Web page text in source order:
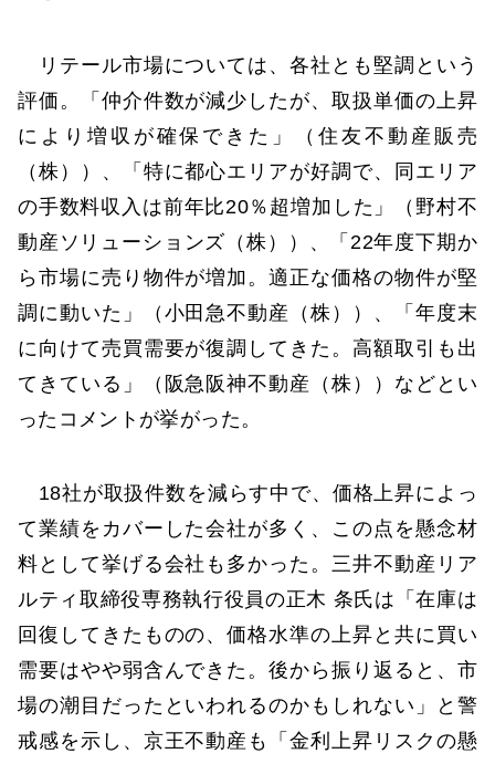
リテール市場については、各社とも堅調という
評価。「仲介件数が減少したが、取扱単価の上昇
により増収が確保できた」（住友不動産販売
（株））、「特に都心エリアが好調で、同エリア
の手数料収入は前年比20％超増加した」（野村不
動産ソリューションズ（株））、「22年度下期か
ら市場に売り物件が増加。適正な価格の物件が堅
調に動いた」（小田急不動産（株））、「年度末
に向けて売買需要が復調してきた。高額取引も出
てきている」（阪急阪神不動産（株））などとい
ったコメントが挙がった。
18社が取扱件数を減らす中で、価格上昇によっ
て業績をカバーした会社が多く、この点を懸念材
料として挙げる会社も多かった。三井不動産リア
ルティ取締役専務執行役員の正木 条氏は「在庫は
回復してきたものの、価格水準の上昇と共に買い
需要はやや弱含んできた。後から振り返ると、市
場の潮目だったといわれるのかもしれない」と警
戒感を示し、京王不動産も「金利上昇リスクの懸